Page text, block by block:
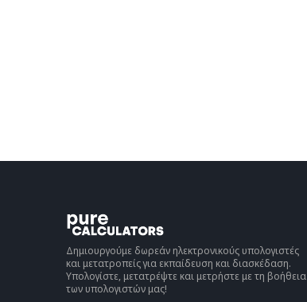
Δημιουργούμε δωρεάν ηλεκτρονικούς υπολογιστές
και μετατροπείς για εκπαίδευση και διασκέδαση.
Υπολογίστε, μετατρέψτε και μετρήστε με τη βοήθεια
των υπολογιστών μας!